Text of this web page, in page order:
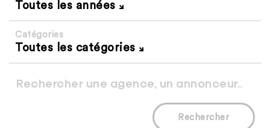
Toutes les années
Catégories
Toutes les catégories
Rechercher